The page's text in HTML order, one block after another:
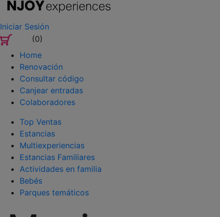
Iniciar Sesión
(0)
Home
Renovación
Consultar código
Canjear entradas
Colaboradores
Top Ventas
Estancias
Multiexperiencias
Estancias Familiares
Actividades en familia
Bebés
Parques temáticos